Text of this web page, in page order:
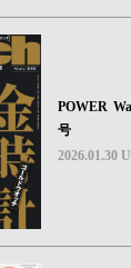
POWER
号
2026.01.30